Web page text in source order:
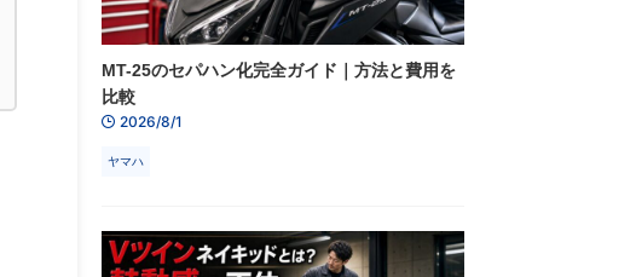
MT-25のセパハン化完全ガイド｜方法と費用を
比較
2026/8/1
ヤマハ